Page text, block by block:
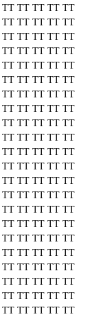
TT TT TT TT TT
TT TT TT TT TT
TT TT TT TT TT
TT TT TT TT TT
TT TT TT TT TT
TT TT TT TT TT
TT TT TT TT TT
TT TT TT TT TT
TT TT TT TT TT
TT TT TT TT TT
TT TT TT TT TT
TT TT TT TT TT
TT TT TT TT TT
TT TT TT TT TT
TT TT TT TT TT
TT TT TT TT TT
TT TT TT TT TT
TT TT TT TT TT
TT TT TT TT TT
TT TT TT TT TT
TT TT TT TT TT
TT TT TT TT TT